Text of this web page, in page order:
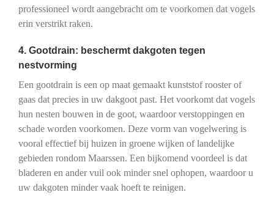
professioneel wordt aangebracht om te voorkomen dat vogels
erin verstrikt raken.
4. Gootdrain: beschermt dakgoten tegen
nestvorming
Een gootdrain is een op maat gemaakt kunststof rooster of
gaas dat precies in uw dakgoot past. Het voorkomt dat vogels
hun nesten bouwen in de goot, waardoor verstoppingen en
schade worden voorkomen. Deze vorm van vogelwering is
vooral effectief bij huizen in groene wijken of landelijke
gebieden rondom Maarssen. Een bijkomend voordeel is dat
bladeren en ander vuil ook minder snel ophopen, waardoor u
uw dakgoten minder vaak hoeft te reinigen.